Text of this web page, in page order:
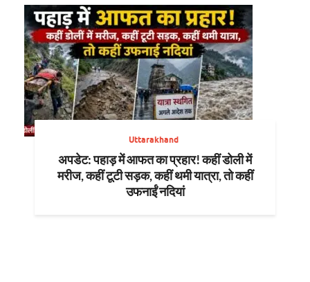
Uttarakhand
अपडेट: पहाड़ में आफत का प्रहार! कहीं डोली में
मरीज, कहीं टूटी सड़क, कहीं थमी यात्रा, तो कहीं
उफनाईं नदियां